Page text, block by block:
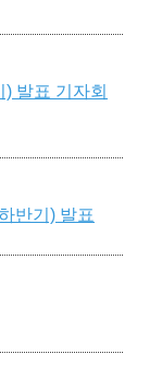
발표 기자회
반기) 발표